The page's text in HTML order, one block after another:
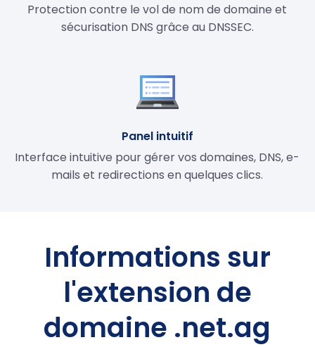
Protection contre le vol de nom de domaine et
sécurisation DNS grâce au DNSSEC.
Panel intuitif
Interface intuitive pour gérer vos domaines, DNS, e-
mails et redirections en quelques clics.
Informations sur
l'extension de
domaine .net.ag